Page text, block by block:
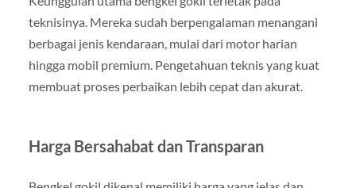
teknisinya. Mereka sudah berpengalaman menangani
berbagai jenis kendaraan, mulai dari motor harian
hingga mobil premium. Pengetahuan teknis yang kuat
membuat proses perbaikan lebih cepat dan akurat.
Harga Bersahabat dan Transparan